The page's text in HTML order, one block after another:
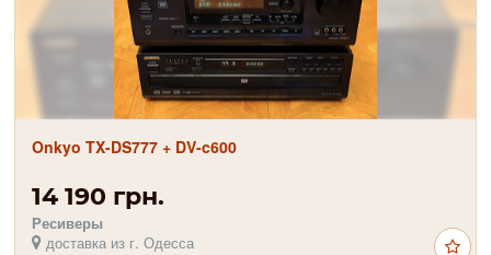
Onkyo TX-DS777 + DV-c600
14 190 грн.
Ресиверы
доставка из г. Одесса